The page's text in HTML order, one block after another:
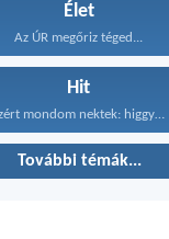
Élet
Az ÚR megőriz téged...
Hit
További témák...